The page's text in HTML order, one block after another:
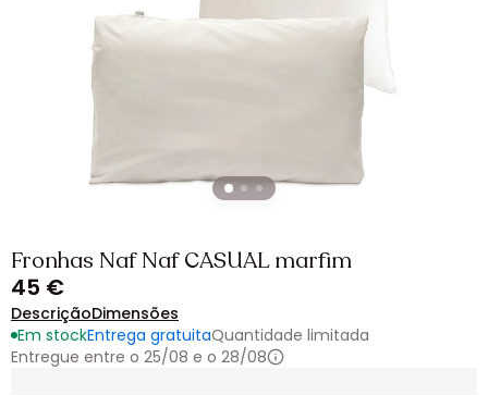
Fronhas Naf Naf CASUAL marfim
45 €
DescriçãoDimensões
Em stockEntrega gratuitaQuantidade limitada
Entregue entre o 25/08 e o 28/08